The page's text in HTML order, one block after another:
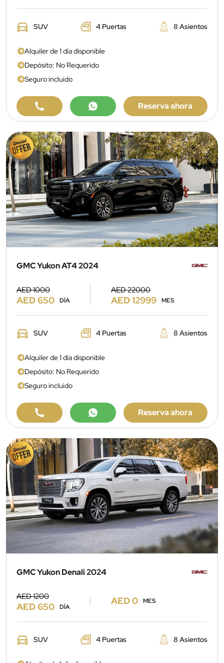
SUV 4 Puertas 8 Asientos
Alquiler de 1 día disponible
Depósito: No Requerido
Seguro incluido
Reserva ahora
GMC Yukon AT4 2024
AED 1000
AED 650 DÍA
AED 22000
AED 12999 MES
SUV 4 Puertas 8 Asientos
Alquiler de 1 día disponible
Depósito: No Requerido
Seguro incluido
Reserva ahora
GMC Yukon Denali 2024
AED 1200
AED 650 DÍA
AED 0 MES
SUV 4 Puertas 8 Asientos